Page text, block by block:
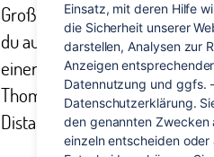
Großbritannien wiederum
du außerdem lieber in
einer großen Metropole
Thomas einen Aufenthalt in
Distanz zwischen
Einsatz, mit deren Hilfe
die Sicherheit unserer
darstellen, Analysen zur
Anzeigen
Datennutzung und ggfs.
Datenschutzerklärung.
den genannten Zwecken
einzeln entscheiden